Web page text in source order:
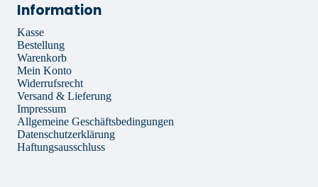
Information
Kasse
Bestellung
Warenkorb
Mein Konto
Widerrufsrecht
Versand & Lieferung
Impressum
Allgemeine Geschäftsbedingungen
Datenschutzerklärung
Haftungsausschluss